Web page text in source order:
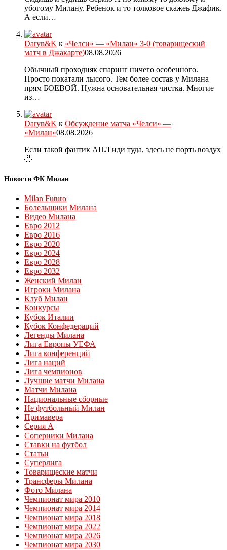
убогому Милану. Ребенок и то толковое скажеь Джафик.
А если…
Daryn&K к «Челси» — «Милан» 3-0 (товарищеский
матч в Джакарте)08.08.2026
Обычный проходняк спаринг ничего особенного.
Просто покатали лысого. Тем более состав у Милана
прям БОЕВОЙ. Нужна основательная чистка. Многие
из…
Daryn&K к Обсуждение матча «Челси» —
«Милан»08.08.2026
Если такой фантик АПЛ иди туда, здесь не порть воздух
🤣
Новости ФК Милан
Milan Futuro
Болельщики Милана
Видео Милана
Евро 2012
Евро 2016
Евро 2020
Евро 2024
Евро 2028
Евро 2032
Женский Милан
Игроки Милана
Клуб Милан
Конкурсы
Кубок Италии
Кубок Конфедераций
Легенды Милана
Лига Европы УЕФА
Лига конференций
Лига наций
Лига чемпионов
Лучшие матчи Милана
Матчи Милана
Национальные сборные
Не футбольный Милан
Примавера
Серия А
Соперники Милана
Ставки на футбол
Статьи
Суперлига
Товарищеские матчи
Трансферы Милана
Фото Милана
Чемпионат мира 2010
Чемпионат мира 2014
Чемпионат мира 2018
Чемпионат мира 2022
Чемпионат мира 2026
Чемпионат мира 2030